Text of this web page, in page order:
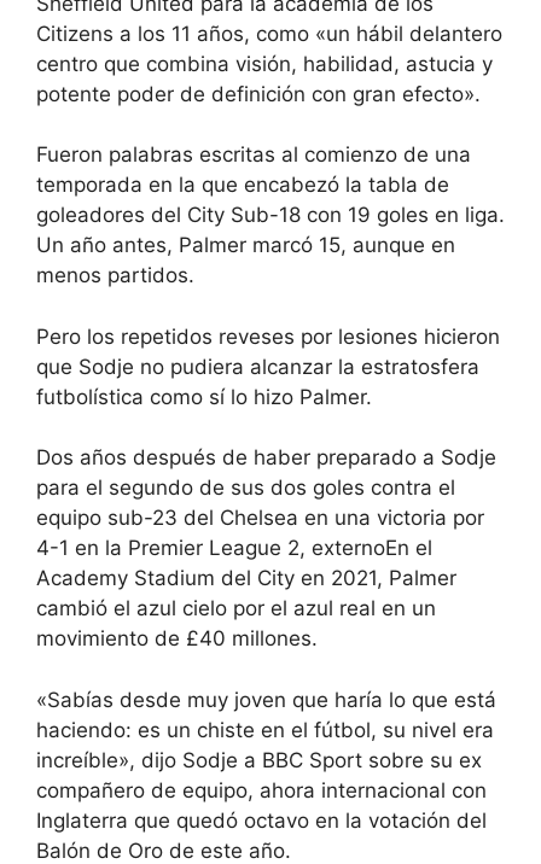
Citizens a los 11 años, como «un hábil delantero
centro que combina visión, habilidad, astucia y
potente poder de definición con gran efecto».
Fueron palabras escritas al comienzo de una
temporada en la que encabezó la tabla de
goleadores del City Sub-18 con 19 goles en liga.
Un año antes, Palmer marcó 15, aunque en
menos partidos.
Pero los repetidos reveses por lesiones hicieron
que Sodje no pudiera alcanzar la estratosfera
futbolística como sí lo hizo Palmer.
Dos años después de haber preparado a Sodje
para el segundo de sus dos goles contra el
equipo sub-23 del Chelsea en una victoria por
4-1 en la Premier League 2, externoEn el
Academy Stadium del City en 2021, Palmer
cambió el azul cielo por el azul real en un
movimiento de £40 millones.
«Sabías desde muy joven que haría lo que está
haciendo: es un chiste en el fútbol, ​​su nivel era
increíble», dijo Sodje a BBC Sport sobre su ex
compañero de equipo, ahora internacional con
Inglaterra que quedó octavo en la votación del
Balón de Oro de este año.